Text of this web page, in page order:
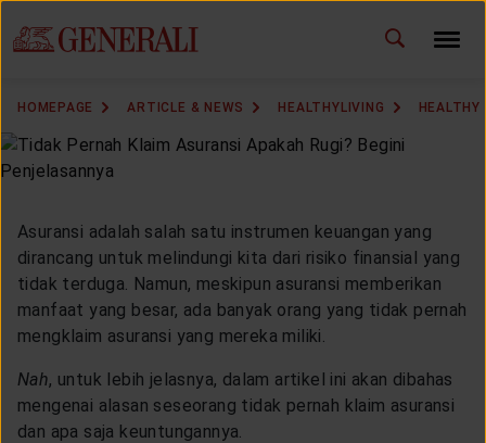
HOMEPAGE ARTICLE & NEWS HEALTHYLIVING HEALTHY
Asuransi adalah salah satu instrumen keuangan yang
dirancang untuk melindungi kita dari risiko finansial yang
tidak terduga. Namun, meskipun asuransi memberikan
manfaat yang besar, ada banyak orang yang tidak pernah
mengklaim asuransi yang mereka miliki.
Nah, untuk lebih jelasnya, dalam artikel ini akan dibahas
mengenai alasan seseorang tidak pernah klaim asuransi
dan apa saja keuntungannya.
CHANGE LANGUAGE ID EN
MARKETING OFFICE
INSURANCE DICTIONARY
OUR SOLUTION